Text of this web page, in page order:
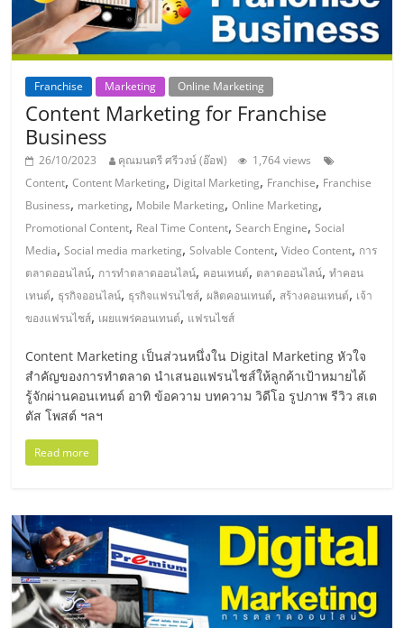
รวม
ข้อมูล
ธุรกิจ
SME
แห่ง
ประเทศไทย,
ThaiSMEsCenter,
รวม
ธุรกิจ
มอี
ไทย,
SMEs,
รน
ไชส์,
ปรึกษา
แฟ
รน
แฟ
รน
ไชส์
ขาย
แฟ
Franchise Marketing Online Marketing
Content Marketing for Franchise
Business
26/10/2023 คุณมนตรี ศรีวงษ์ (อ๊อฟ)
1,764 views
Content,Content Marketing, Digital Marketing, Franchise, Franchise
Business, marketing, Mobile Marketing,Online Marketing,
Promotional Content, Real Time Content,Search Engine,Social
Media,Social media marketing,Solvable Content,Video Content, การ
ตลาดออนไลน์, การทำตลาดออนไลน์, คอนเทนต์, ตลาดออนไลน์,ทำคอน
เทนต์, ธุรกิจออนไลน์, ธุรกิจแฟรนไชส์,ผลิตคอนเทนต์, สร้างคอนเทนต์, เจ้า
ของแฟรนไชส์, เผยแพร่คอนเทนต์, แฟรนไชส์
Content Marketing เป็นส่วนหนึ่งใน Digital Marketing หัวใจ
สำคัญของการทำตลาด นำเสนอแฟรนไชส์ให้ลูกค้าเป้าหมายได้
รู้จักผ่านคอนเทนต์ อาทิ ข้อความ บทความ วิดีโอ รูปภาพ รีวิว สเต
ตัส โพสต์ ฯลฯ
Read more